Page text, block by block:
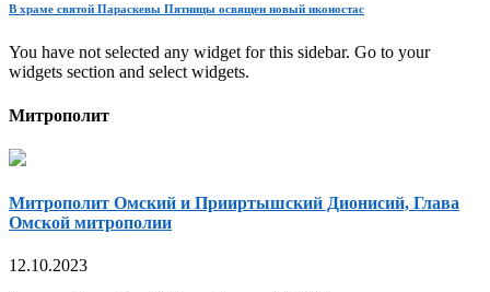
В храме святой Параскевы Пятницы освящен новый иконостас
You have not selected any widget for this sidebar. Go to your
widgets section and select widgets.
Митрополит
Митрополит Омский и Прииртышский Дионисий, Глава
Омской митрополии
12.10.2023